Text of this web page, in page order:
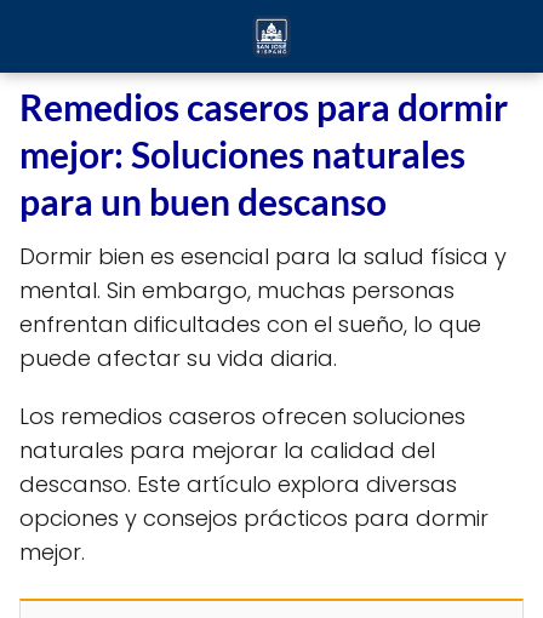
Remedios caseros para dormir
mejor: Soluciones naturales
para un buen descanso
Dormir bien es esencial para la salud física y
mental. Sin embargo, muchas personas
enfrentan dificultades con el sueño, lo que
puede afectar su vida diaria.
Los remedios caseros ofrecen soluciones
naturales para mejorar la calidad del
descanso. Este artículo explora diversas
opciones y consejos prácticos para dormir
mejor.